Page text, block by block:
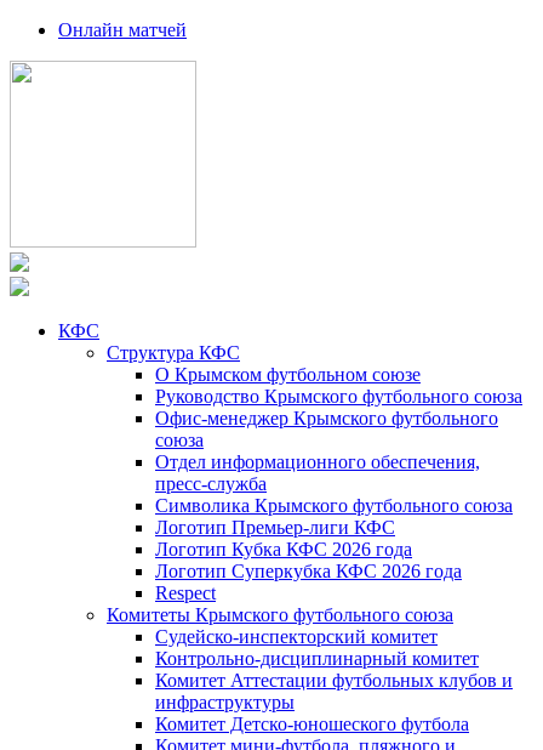
Онлайн матчей
КФС
Структура КФС
О Крымском футбольном союзе
Руководство Крымского футбольного союза
Офис-менеджер Крымского футбольного
союза
Отдел информационного обеспечения,
пресс-служба
Символика Крымского футбольного союза
Логотип Премьер-лиги КФС
Логотип Кубка КФС 2026 года
Логотип Суперкубка КФС 2026 года
Respect
Комитеты Крымского футбольного союза
Судейско-инспекторский комитет
Контрольно-дисциплинарный комитет
Комитет Аттестации футбольных клубов и
инфраструктуры
Комитет Детско-юношеского футбола
Комитет мини-футбола, пляжного и